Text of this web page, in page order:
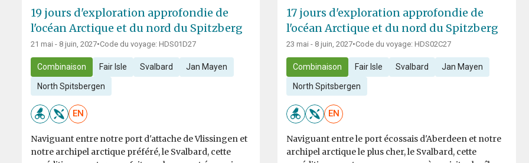
19 jours d'exploration approfondie de
l'océan Arctique et du nord du Spitzberg
21 mai - 8 juin, 2027•Code du voyage: HDS01D27
Combinaison Fair Isle Svalbard Jan Mayen
North Spitsbergen
EN
Naviguant entre notre port d'attache de Vlissingen et
notre archipel arctique préféré, le Svalbard, cette
17 jours d'exploration approfondie de
l'océan Arctique et du nord du Spitzberg
23 mai - 8 juin, 2027•Code du voyage: HDS02C27
Combinaison Fair Isle Svalbard Jan Mayen
North Spitsbergen
EN
Naviguant entre le port écossais d'Aberdeen et notre
archipel arctique le plus cher, le Svalbard, cette